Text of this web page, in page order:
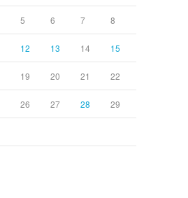
5 6 7 8
12 13 14 15
19 20 21 22
26 27 28 29